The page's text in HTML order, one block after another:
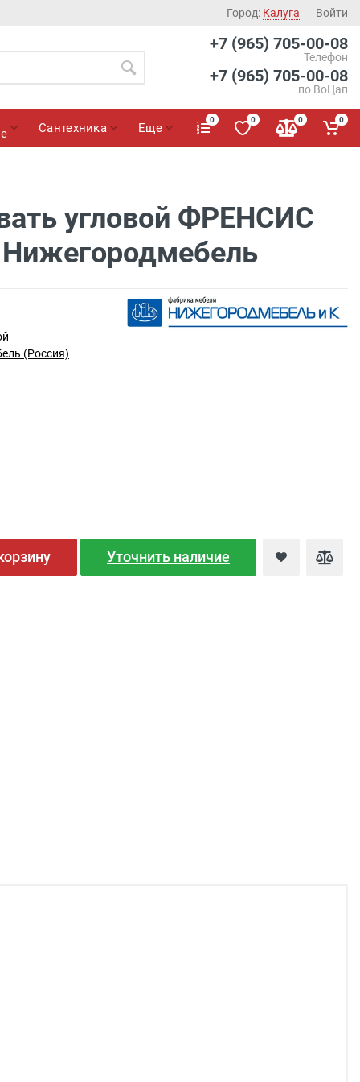
Город: Калуга Войти
+7 (965) 705-00-08
Телефон
+7 (965) 705-00-08
по ВоЦап
Сантехника Еще
0 0 0 0
угловой ФРЕНСИС
(Россия)
Уточнить наличие